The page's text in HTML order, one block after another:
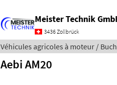
Meister Technik
3436 Zollbrück
Véhicules agricoles à moteur /
Aebi AM20